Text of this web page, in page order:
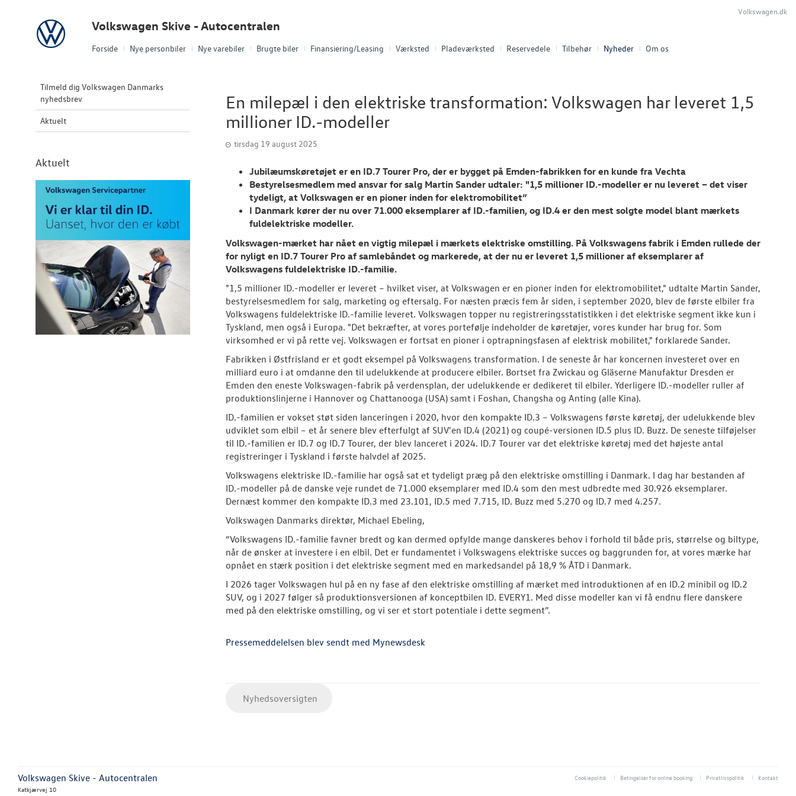
Forside Nye personbiler Nye varebiler Brugte biler Finansiering/Leasing Værksted Pladeværksted Reservedele Tilbehør Nyheder Om os
Volkswagen Volkswagen Skive - Autocentralen
Volkswagen.dk
Tilmeld dig Volkswagen Danmarks
nyhedsbrev
Aktuelt
Aktuelt
En milepæl i den elektriske transformation: Volkswagen har leveret 1,5
millioner ID.-modeller
tirsdag 19 august 2025
Jubilæumskøretøjet er en ID.7 Tourer Pro, der er bygget på Emden-fabrikken for en kunde fra Vechta
Bestyrelsesmedlem med ansvar for salg Martin Sander udtaler: "1,5 millioner ID.-modeller er nu leveret – det viser
tydeligt, at Volkswagen er en pioner inden for elektromobilitet”
I Danmark kører der nu over 71.000 eksemplarer af ID.-familien, og ID.4 er den mest solgte model blant mærkets
fuldelektriske modeller.
Volkswagen-mærket har nået en vigtig milepæl i mærkets elektriske omstilling. På Volkswagens fabrik i Emden rullede der
for nyligt en ID.7 Tourer Pro af samlebåndet og markerede, at der nu er leveret 1,5 millioner af eksemplarer af
Volkswagens fuldelektriske ID.-familie.
"1,5 millioner ID.-modeller er leveret – hvilket viser, at Volkswagen er en pioner inden for elektromobilitet," udtalte Martin Sander,
bestyrelsesmedlem for salg, marketing og eftersalg. For næsten præcis fem år siden, i september 2020, blev de første elbiler fra
Volkswagens fuldelektriske ID.-familie leveret. Volkswagen topper nu registreringsstatistikken i det elektriske segment ikke kun i
Tyskland, men også i Europa. "Det bekræfter, at vores portefølje indeholder de køretøjer, vores kunder har brug for. Som
virksomhed er vi på rette vej. Volkswagen er fortsat en pioner i optrapningsfasen af elektrisk mobilitet," forklarede Sander.
Fabrikken i Østfrisland er et godt eksempel på Volkswagens transformation. I de seneste år har koncernen investeret over en
milliard euro i at omdanne den til udelukkende at producere elbiler. Bortset fra Zwickau og Gläserne Manufaktur Dresden er
Emden den eneste Volkswagen-fabrik på verdensplan, der udelukkende er dedikeret til elbiler. Yderligere ID.-modeller ruller af
produktionslinjerne i Hannover og Chattanooga (USA) samt i Foshan, Changsha og Anting (alle Kina).
ID.-familien er vokset støt siden lanceringen i 2020, hvor den kompakte ID.3 – Volkswagens første køretøj, der udelukkende blev
udviklet som elbil – et år senere blev efterfulgt af SUV'en ID.4 (2021) og coupé-versionen ID.5 plus ID. Buzz. De seneste tilføjelser
til ID.-familien er ID.7 og ID.7 Tourer, der blev lanceret i 2024. ID.7 Tourer var det elektriske køretøj med det højeste antal
registreringer i Tyskland i første halvdel af 2025.
Volkswagens elektriske ID.-familie har også sat et tydeligt præg på den elektriske omstilling i Danmark. I dag har bestanden af
ID.-modeller på de danske veje rundet de 71.000 eksemplarer med ID.4 som den mest udbredte med 30.926 eksemplarer.
Dernæst kommer den kompakte ID.3 med 23.101, ID.5 med 7.715, ID. Buzz med 5.270 og ID.7 med 4.257.
Volkswagen Danmarks direktør, Michael Ebeling,
“Volkswagens ID.-familie favner bredt og kan dermed opfylde mange danskeres behov i forhold til både pris, størrelse og biltype,
når de ønsker at investere i en elbil. Det er fundamentet i Volkswagens elektriske succes og baggrunden for, at vores mærke har
opnået en stærk position i det elektriske segment med en markedsandel på 18,9 % ÅTD i Danmark.
I 2026 tager Volkswagen hul på en ny fase af den elektriske omstilling af mærket med introduktionen af en ID.2 minibil og ID.2
SUV, og i 2027 følger så produktionsversionen af konceptbilen ID. EVERY1. Med disse modeller kan vi få endnu flere danskere
med på den elektriske omstilling, og vi ser et stort potentiale i dette segment”.
Pressemeddelelsen blev sendt med Mynewsdesk
Nyhedsoversigten
Volkswagen Skive - Autocentralen
Katkjærvej 10
Cookiepolitik Betingelser for online booking Privatlivspolitik Kontakt